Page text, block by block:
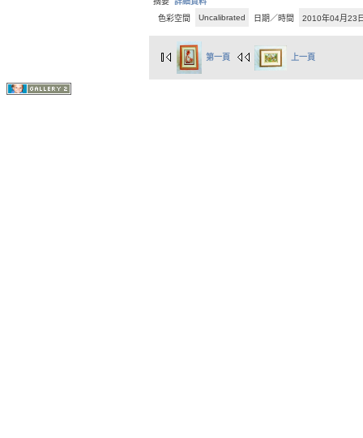
色彩空間
Uncalibrated 日期／時間 2010年04月23
第一頁 上一頁